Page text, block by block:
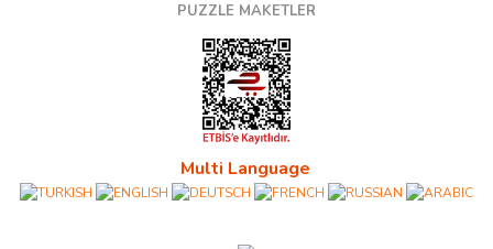
PUZZLE MAKETLER
Multi Language